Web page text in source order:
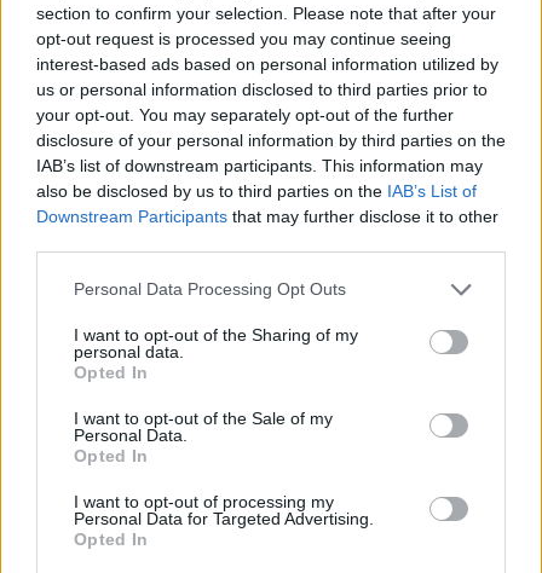
section to confirm your selection. Please note that after your
opt-out request is processed you may continue seeing
interest-based ads based on personal information utilized by
us or personal information disclosed to third parties prior to
your opt-out. You may separately opt-out of the further
disclosure of your personal information by third parties on the
IAB’s list of downstream participants. This information may
also be disclosed by us to third parties on the IAB’s List of
Downstream Participants that may further disclose it to other
Please note that this website/app uses one or more Google
not limited to your visit or usage behaviour. You may click to
grant or deny consent to Google and its third-party tags to
use your data for below specified purposes in below Google
consent section.
Personal Data Processing Opt Outs
I want to opt-out of the Sharing of my
personal data.
Opted In
I want to opt-out of the Sale of my
Personal Data.
Opted In
I want to opt-out of processing my
Personal Data for Targeted Advertising.
Opted In
szárnyas fűszer vagy só + bors + szerecsendió
Elkészítés:
A tésztát kifőzzük. Az almákat meghámozzuk,
kivágjuk a csumáját, és pépesítjük. Adunk hozzá egy
kis fahéjat és cukrot, majd összekeverjük a megfőtt
tésztával.
Egy jénait vagy sütőformát kibélelünk úgy a
sonkával vagy bacon-nel, hogy a sütőforma falát és
alját is befedje. A sajtot reszeljük le. A sonkára
szórjunk belőle egy vékony réteget.
A csirkemellet vágjuk nagyon vékony szeletekre. A
lisztet és a szárnyas fűszert keverjük össze. Egy
másik tálban keverjük habosra a tojásokat.
Forgassuk meg a csirkemellszeleteket először a
húsból egy réteget a sajtra, majd szórjuk meg
sajttal, és így rétegezzük a húst és sajtot addig, amíg